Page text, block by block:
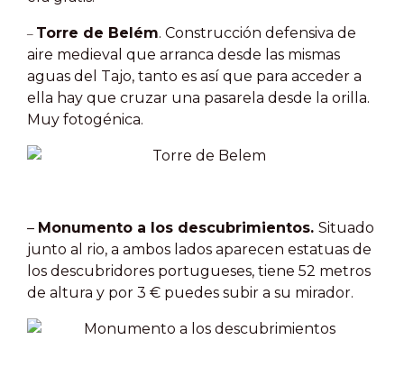
– Torre de Belém. Construcción defensiva de
aire medieval que arranca desde las mismas
aguas del Tajo, tanto es así que para acceder a
ella hay que cruzar una pasarela desde la orilla.
Muy fotogénica.
– Monumento a los descubrimientos. Situado
junto al rio, a ambos lados aparecen estatuas de
los descubridores portugueses, tiene 52 metros
de altura y por 3 € puedes subir a su mirador.